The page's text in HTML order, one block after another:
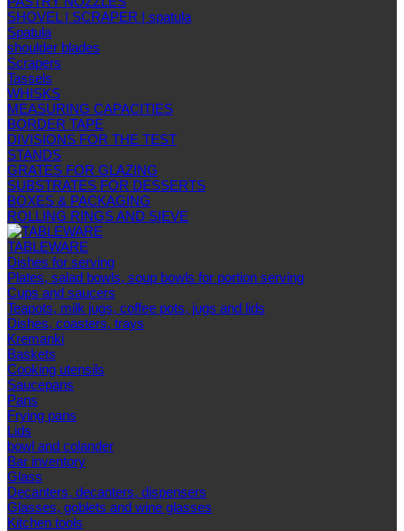
SHOVEL | SCRAPER | spatula
Spatula
shoulder blades
Scrapers
Tassels
WHISKS
MEASURING CAPACITIES
BORDER TAPE
DIVISIONS FOR THE TEST
STANDS
GRATES FOR GLAZING
SUBSTRATES FOR DESSERTS
BOXES & PACKAGING
ROLLING RINGS AND SIEVE
TABLEWARE
Dishes for serving
Plates, salad bowls, soup bowls for portion serving
Cups and saucers
Teapots, milk jugs, coffee pots, jugs and lids
Dishes, coasters, trays
Kremanki
Baskets
Cooking utensils
Saucepans
Pans
Frying pans
Lids
bowl and colander
Bar inventory
Glass
Decanters, decanters, dispensers
Glasses, goblets and wine glasses
Kitchen tools